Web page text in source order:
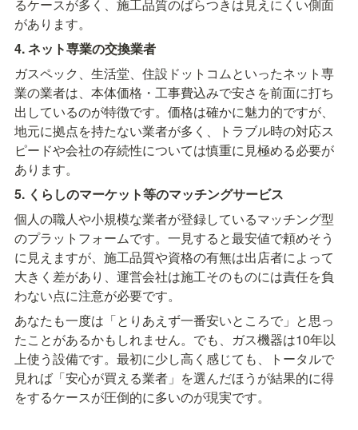
るケースが多く、施工品質のばらつきは見えにくい側面
があります。
4. ネット専業の交換業者
ガスペック、生活堂、住設ドットコムといったネット専
業の業者は、本体価格・工事費込みで安さを前面に打ち
出しているのが特徴です。価格は確かに魅力的ですが、
地元に拠点を持たない業者が多く、トラブル時の対応ス
ピードや会社の存続性については慎重に見極める必要が
あります。
5. くらしのマーケット等のマッチングサービス
個人の職人や小規模な業者が登録しているマッチング型
のプラットフォームです。一見すると最安値で頼めそう
に見えますが、施工品質や資格の有無は出店者によって
大きく差があり、運営会社は施工そのものには責任を負
わない点に注意が必要です。
あなたも一度は「とりあえず一番安いところで」と思っ
たことがあるかもしれません。でも、ガス機器は10年以
上使う設備です。最初に少し高く感じても、トータルで
見れば「安心が買える業者」を選んだほうが結果的に得
をするケースが圧倒的に多いのが現実です。